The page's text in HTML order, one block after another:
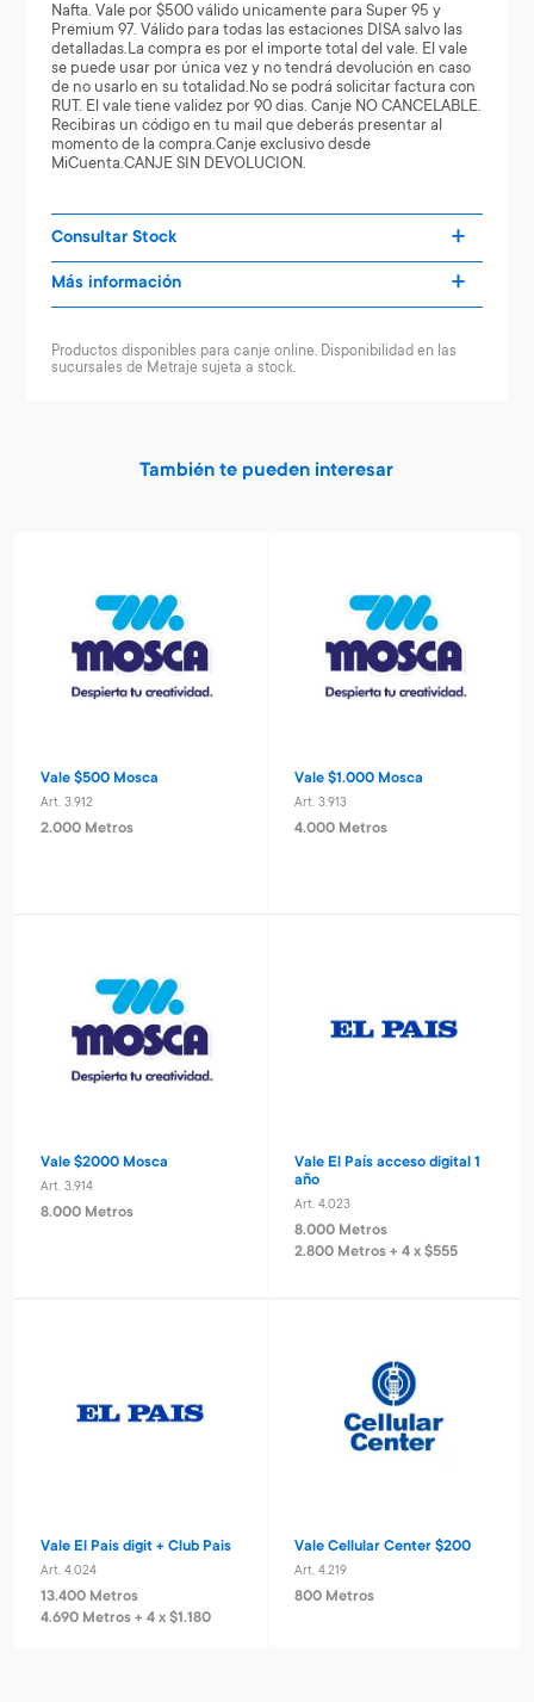
Nafta. Vale por $500 válido unicamente para Super 95 y
Premium 97. Válido para todas las estaciones DISA salvo las
detalladas.La compra es por el importe total del vale. El vale
se puede usar por única vez y no tendrá devolución en caso
de no usarlo en su totalidad.No se podrá solicitar factura con
RUT. El vale tiene validez por 90 dias. Canje NO CANCELABLE.
Recibiras un código en tu mail que deberás presentar al
momento de la compra.Canje exclusivo desde
MiCuenta.CANJE SIN DEVOLUCION.
Consultar Stock
Más información
Productos disponibles para canje online. Disponibilidad en las
sucursales de Metraje sujeta a stock.
También te pueden interesar
Vale $500 Mosca
Art. 3.912
2.000 Metros
Vale $1.000 Mosca
Art. 3.913
4.000 Metros
Vale $2000 Mosca
Art. 3.914
8.000 Metros
Vale El País acceso digital 1
año
Art. 4.023
8.000 Metros
2.800 Metros + 4 x $555
Vale El Pais digit + Club Pais
Art. 4.024
13.400 Metros
4.690 Metros + 4 x $1.180
Vale Cellular Center $200
Art. 4.219
800 Metros